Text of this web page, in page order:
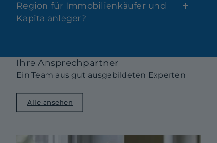
Region für Immobilienkäufer und
Kapitalanleger?
Ihre Ansprechpartner
Ein Team aus gut ausgebildeten Experten
Alle ansehen